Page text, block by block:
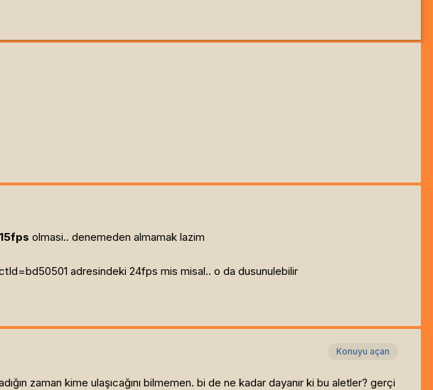
15fps olmasi.. denemeden almamak lazim
adresindeki 24fps mis misal.. o da dusunulebilir
Konuyu açan
zaman kime ulaşıcağını bilmemen. bi de ne kadar dayanır ki bu aletler? gerçi